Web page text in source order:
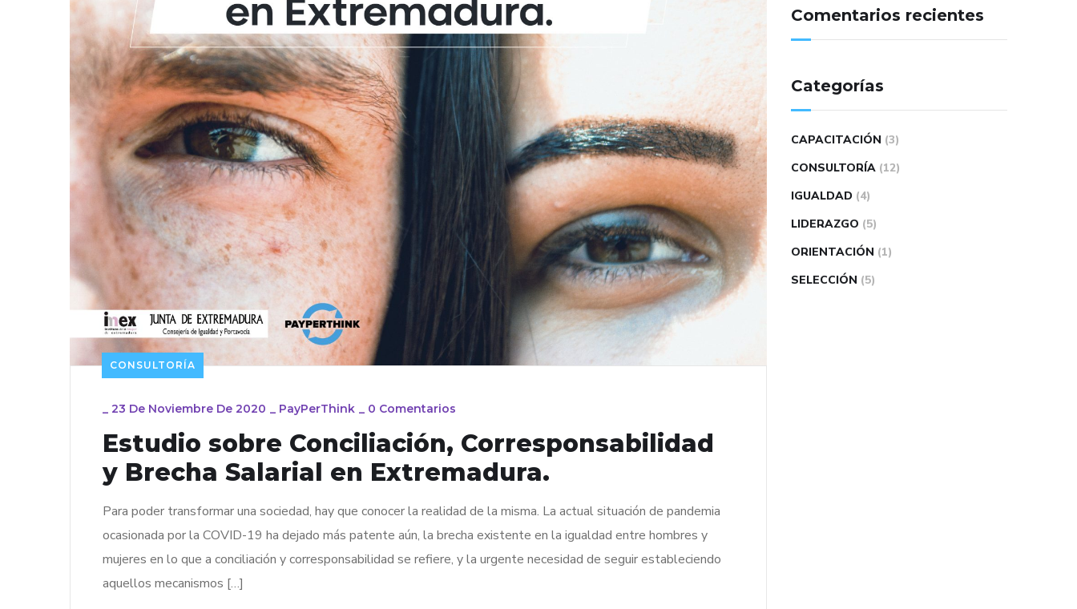
CONSULTORÍA
_ 23 De Noviembre De 2020 _ PayPerThink _ 0 Comentarios
Estudio sobre Conciliación, Corresponsabilidad
y Brecha Salarial en Extremadura.
Para poder transformar una sociedad, hay que conocer la realidad de la misma. La actual situación de pandemia
ocasionada por la COVID-19 ha dejado más patente aún, la brecha existente en la igualdad entre hombres y
mujeres en lo que a conciliación y corresponsabilidad se refiere, y la urgente necesidad de seguir estableciendo
aquellos mecanismos […]
Comentarios recientes
Categorías
CAPACITACIÓN (3)
CONSULTORÍA (12)
IGUALDAD (4)
LIDERAZGO (5)
ORIENTACIÓN (1)
SELECCIÓN (5)